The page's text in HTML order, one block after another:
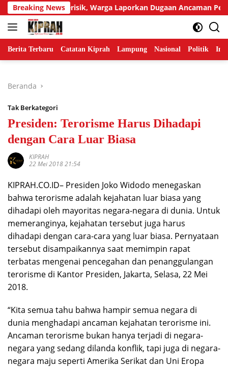
Langsung
ke
konten
Breaking News
Tetangga Berisik, Warga Laporkan Dugaan Ancaman
Berita Terbaru Catatan Kiprah Lampung Nasional Politik
Beranda
Tak Berkategori
Presiden: Terorisme Harus Dihadapi
dengan Cara Luar Biasa
KIPRAH
22 Mei 2018 21:54
KIPRAH.CO.ID– Presiden Joko Widodo menegaskan
bahwa terorisme adalah kejahatan luar biasa yang
dihadapi oleh mayoritas negara-negara di dunia. Untuk
memeranginya, kejahatan tersebut juga harus
dihadapi dengan cara-cara yang luar biasa. Pernyataan
tersebut disampaikannya saat memimpin rapat
terbatas mengenai pencegahan dan penanggulangan
terorisme di Kantor Presiden, Jakarta, Selasa, 22 Mei
2018.
“Kita semua tahu bahwa hampir semua negara di
dunia menghadapi ancaman kejahatan terorisme ini.
Ancaman terorisme bukan hanya terjadi di negara-
negara yang sedang dilanda konflik, tapi juga di negara-
negara maju seperti Amerika Serikat dan Uni Eropa